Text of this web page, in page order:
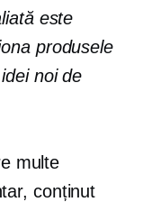
este
produsele
noi de
multe
conținut